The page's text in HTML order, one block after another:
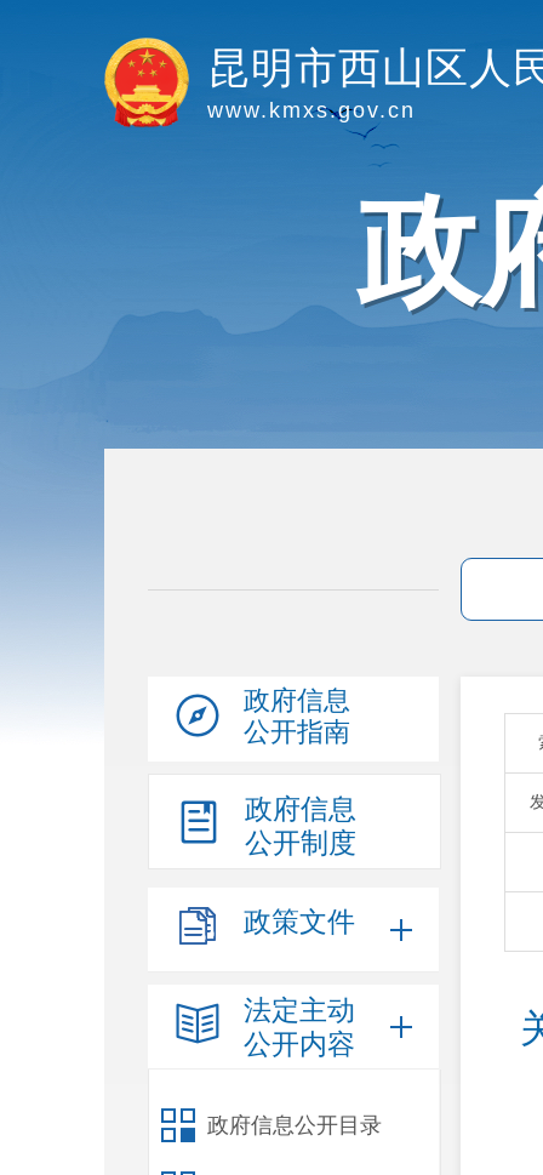
昆明市西山区人
www.kmxs.gov.cn
政
政府信息
公开指南
政府信息
公开制度
政策文件
法定主动
公开内容
政府信息公开目录